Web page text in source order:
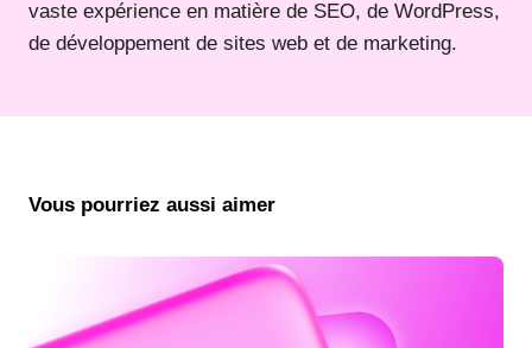
vaste expérience en matière de SEO, de WordPress,
de développement de sites web et de marketing.
Vous pourriez aussi aimer